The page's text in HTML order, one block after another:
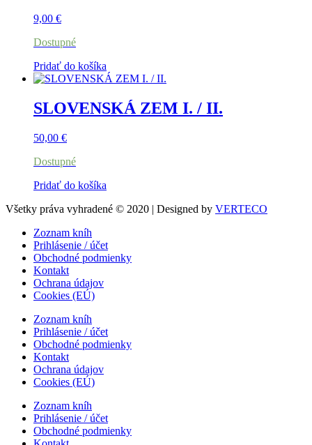
9,00 €
Dostupné
Pridať do košíka
SLOVENSKÁ ZEM I. / II.
50,00 €
Dostupné
Pridať do košíka
Všetky práva vyhradené © 2020 | Designed by VERTECO
Zoznam kníh
Prihlásenie / účet
Obchodné podmienky
Kontakt
Ochrana údajov
Cookies (EÚ)
Zoznam kníh
Prihlásenie / účet
Obchodné podmienky
Kontakt
Ochrana údajov
Cookies (EÚ)
Zoznam kníh
Prihlásenie / účet
Obchodné podmienky